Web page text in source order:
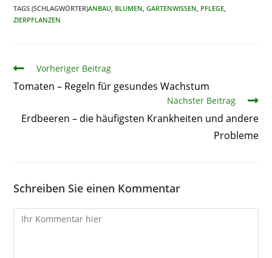
TAGS (SCHLAGWÖRTER)ANBAU BLUMEN GARTENWISSEN PFLEGE
ZIERPFLANZEN
ArtikelVorheriger Beitrag
Tomaten – Regeln für gesundes Wachstum
Nächster Beitrag
Erdbeeren – die häufigsten Krankheiten und andere
Probleme
Schreiben Sie einen Kommentar
Kommentare